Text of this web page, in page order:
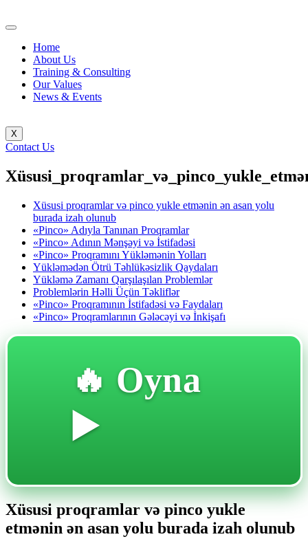
Home
About Us
Training & Consulting
Our Values
News & Events
X
Contact Us
Xüsusi proqramlar və pinco yukle etmənin ən asan yolu
burada izah olunub
«Pinco» Adıyla Tanınan Proqramlar
«Pinco» Adının Mənşəyi və İstifadəsi
«Pinco» Proqramını Yükləmənin Yolları
Yükləmədən Ötrü Təhlükəsizlik Qaydaları
Yükləmə Zamanı Qarşılaşılan Problemlər
Problemlərin Həlli Üçün Təkliflər
«Pinco» Proqramının İstifadəsi və Faydaları
«Pinco» Proqramlarının Gələcəyi və İnkişafı
🔥 Oyna
▶️
Xüsusi proqramlar və pinco yukle
etmənin ən asan yolu burada izah olunub